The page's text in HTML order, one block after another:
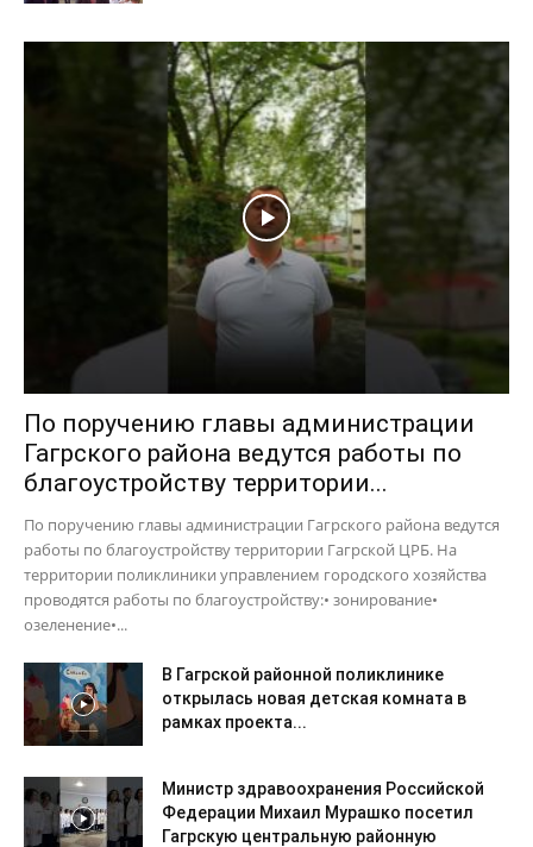
По поручению главы администрации
Гагрского района ведутся работы по
благоустройству территории...
По поручению главы администрации Гагрского района ведутся
работы по благоустройству территории Гагрской ЦРБ. На
территории поликлиники управлением городского хозяйства
проводятся работы по благоустройству:• зонирование•
озеленение•...
В Гагрской районной поликлинике
открылась новая детская комната в
рамках проекта...
Министр здравоохранения Российской
Федерации Михаил Мурашко посетил
Гагрскую центральную районную